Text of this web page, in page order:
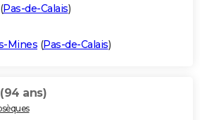
(Pas-de-Calais)
Mines (Pas-de-Calais)
(94 ans)